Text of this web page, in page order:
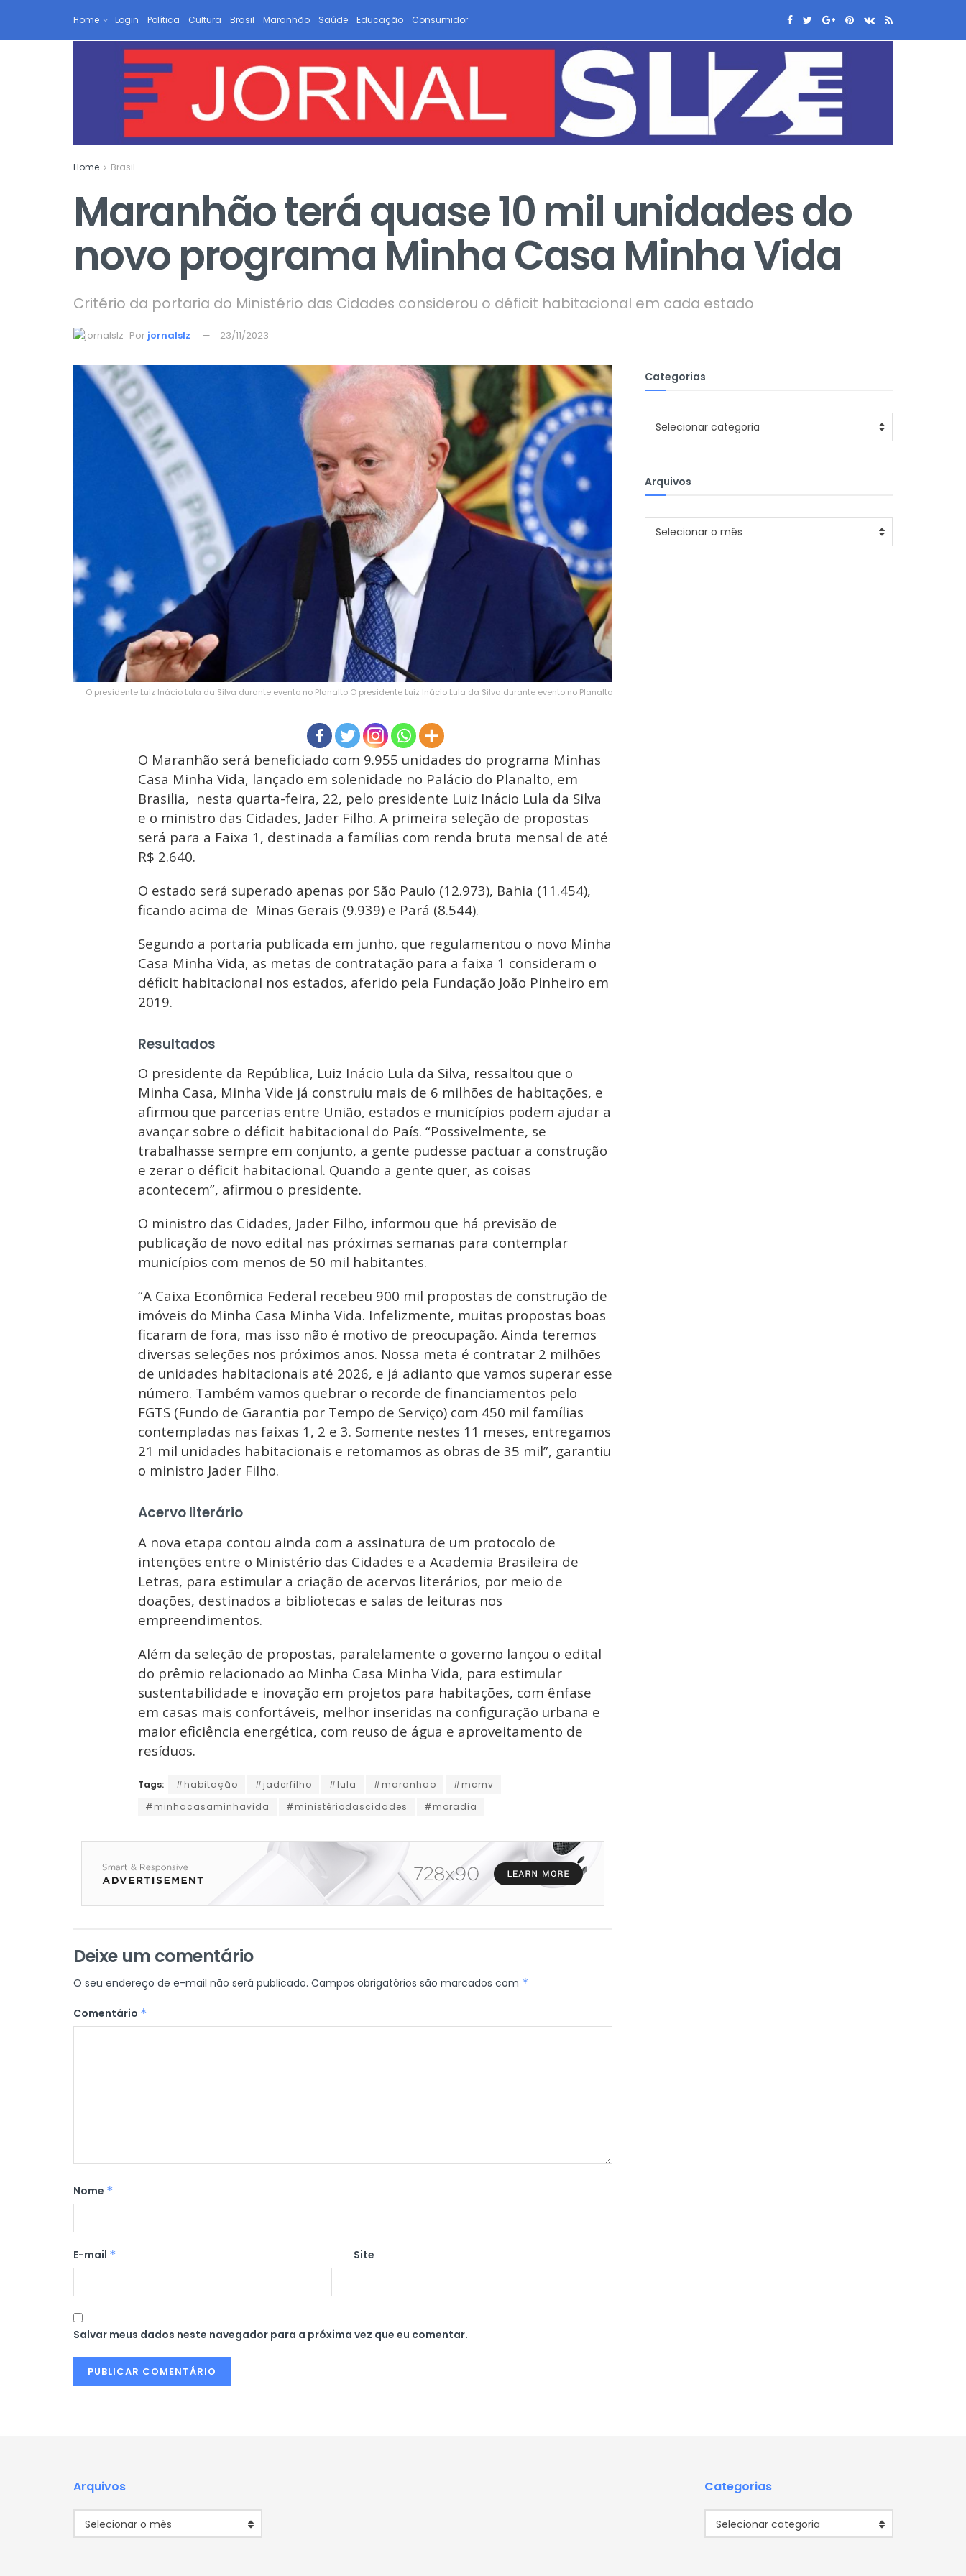
Home Login Política Cultura Brasil Maranhão Saúde Educação Consumidor
Home Brasil
Maranhão terá quase 10 mil unidades do
novo programa Minha Casa Minha Vida
Critério da portaria do Ministério das Cidades considerou o déficit habitacional em cada estado
Por jornalslz 23/11/2023
O presidente Luiz Inácio Lula da Silva durante evento no Planalto O presidente Luiz Inácio Lula da Silva durante evento no Planalto
O Maranhão será beneficiado com 9.955 unidades do programa Minhas
Casa Minha Vida, lançado em solenidade no Palácio do Planalto, em
Brasilia, nesta quarta-feira, 22, pelo presidente Luiz Inácio Lula da Silva
e o ministro das Cidades, Jader Filho. A primeira seleção de propostas
será para a Faixa 1, destinada a famílias com renda bruta mensal de até
R$ 2.640.
O estado será superado apenas por São Paulo (12.973), Bahia (11.454),
ficando acima de Minas Gerais (9.939) e Pará (8.544).
Segundo a portaria publicada em junho, que regulamentou o novo Minha
Casa Minha Vida, as metas de contratação para a faixa 1 consideram o
déficit habitacional nos estados, aferido pela Fundação João Pinheiro em
2019.
Resultados
O presidente da República, Luiz Inácio Lula da Silva, ressaltou que o
Minha Casa, Minha Vide já construiu mais de 6 milhões de habitações, e
afirmou que parcerias entre União, estados e municípios podem ajudar a
avançar sobre o déficit habitacional do País. “Possivelmente, se
trabalhasse sempre em conjunto, a gente pudesse pactuar a construção
e zerar o déficit habitacional. Quando a gente quer, as coisas
acontecem”, afirmou o presidente.
O ministro das Cidades, Jader Filho, informou que há previsão de
publicação de novo edital nas próximas semanas para contemplar
municípios com menos de 50 mil habitantes.
“A Caixa Econômica Federal recebeu 900 mil propostas de construção de
imóveis do Minha Casa Minha Vida. Infelizmente, muitas propostas boas
ficaram de fora, mas isso não é motivo de preocupação. Ainda teremos
diversas seleções nos próximos anos. Nossa meta é contratar 2 milhões
de unidades habitacionais até 2026, e já adianto que vamos superar esse
número. Também vamos quebrar o recorde de financiamentos pelo
FGTS (Fundo de Garantia por Tempo de Serviço) com 450 mil famílias
contempladas nas faixas 1, 2 e 3. Somente nestes 11 meses, entregamos
21 mil unidades habitacionais e retomamos as obras de 35 mil”, garantiu
o ministro Jader Filho.
Acervo literário
A nova etapa contou ainda com a assinatura de um protocolo de
intenções entre o Ministério das Cidades e a Academia Brasileira de
Letras, para estimular a criação de acervos literários, por meio de
doações, destinados a bibliotecas e salas de leituras nos
empreendimentos.
Além da seleção de propostas, paralelamente o governo lançou o edital
do prêmio relacionado ao Minha Casa Minha Vida, para estimular
sustentabilidade e inovação em projetos para habitações, com ênfase
em casas mais confortáveis, melhor inseridas na configuração urbana e
maior eficiência energética, com reuso de água e aproveitamento de
resíduos.
Tags: #habitação #jaderfilho #lula #maranhao
#mcmv
#minhacasaminhavida
#ministériodascidades #moradia
Deixe um comentário
O seu endereço de e-mail não será publicado. Campos obrigatórios são marcados com *
Comentário *
Nome *
E-mail * Site
Salvar meus dados neste navegador para a próxima vez que eu comentar.
Categorias
Categorias
Selecionar categoria
Arquivos
Arquivos
Selecionar o mês
Arquivos
Selecionar o mês
Categorias
Selecionar categoria